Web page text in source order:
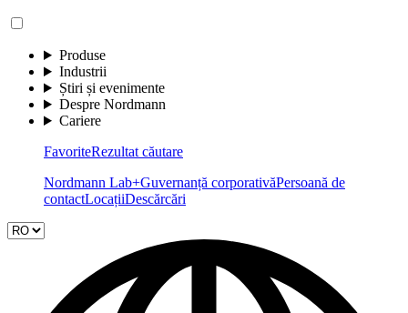
Produse
Industrii
Știri și evenimente
Despre Nordmann
Cariere
FavoriteRezultat căutare
Nordmann Lab+Guvernanță corporativăPersoană de
contactLocațiiDescărcări